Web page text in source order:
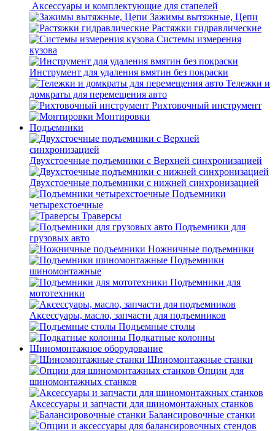
Аксессуары и комплектующие для стапелей
Зажимы вытяжные, Цепи
Растяжки гидравлические
Системы измерения
кузова
Инструмент для удаления вмятин без покраски
Тележки и
домкраты для перемещения авто
Рихтовочный инструмент
Монтировки
Подъемники
Двухстоечные подъемники с Верхней синхронизацией
Двухстоечные подъемники с нижней синхронизацией
Подъемники
четырехстоечные
Траверсы
Подъемники для
грузовых авто
Ножничные подъемники
Подъемники
шиномонтажные
Подъемники для
мототехники
Аксессуары, масло, запчасти для подъемников
Подъемные столы
Подкатные колонны
Шиномонтажное оборудование
Шиномонтажные станки
Опции для
шиномонтажных станков
Аксессуары и запчасти для шиномонтажных станков
Балансировочные станки